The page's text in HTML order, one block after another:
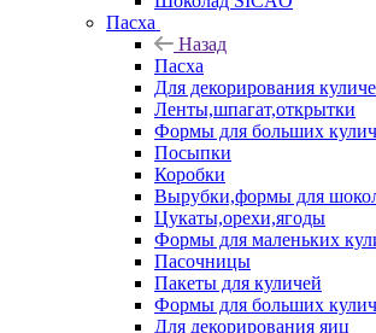
Пасха
Назад
Пасха
Для декорирования
Ленты,шпагат,открытки
Формы для больших
Посыпки
Коробки
Вырубки,формы для
Цукаты,орехи,ягоды
Формы для маленьких
Пасочницы
Пакеты для куличей
Формы для больших
Для декорирования яиц